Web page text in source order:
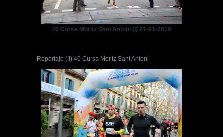
40 Cursa Moritz Sant Antoni (I) 21-01-2018
Reportaje (II) 40 Cursa Moritz Sant Antoni